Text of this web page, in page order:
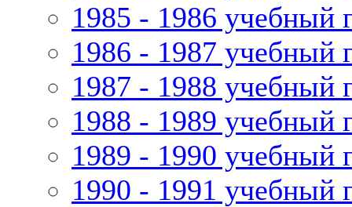
1985 - 1986 учебный
1986 - 1987 учебный
1987 - 1988 учебный
1988 - 1989 учебный
1989 - 1990 учебный
1990 - 1991 учебный